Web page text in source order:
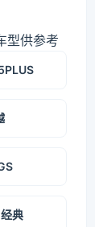
型供参考
典